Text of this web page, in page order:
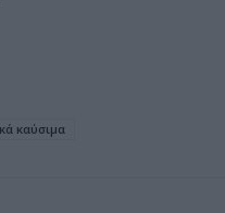
καύσιμα